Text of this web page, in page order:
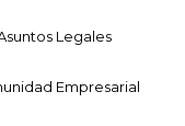
Legales
Empresarial